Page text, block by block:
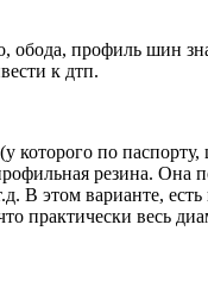
профиль шин
к дтп.
которого по
резина.
В этом варианте,
практически весь